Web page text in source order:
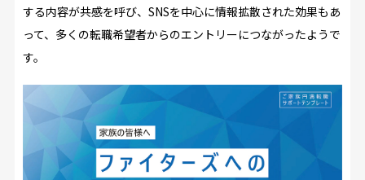
する内容が共感を呼び、SNSを中心に情報拡散された効果もあ
って、多くの転職希望者からのエントリーにつながったようで
す。